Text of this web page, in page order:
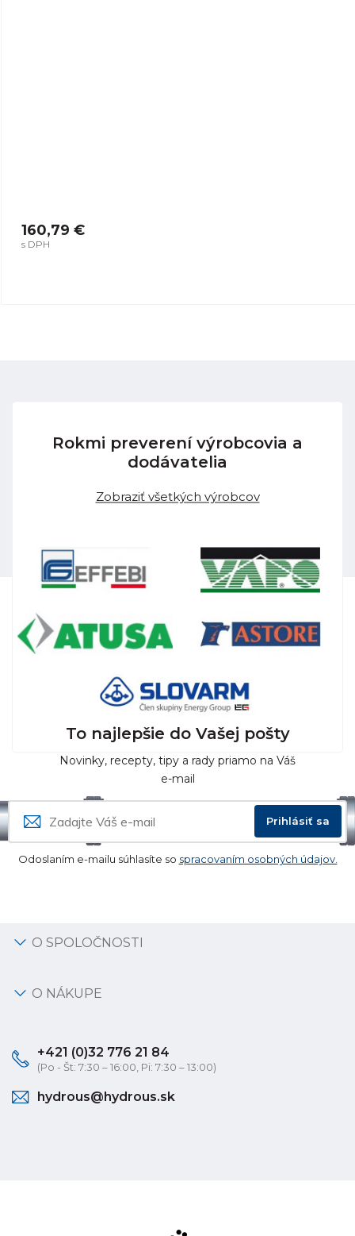
160,79 €
s DPH
Rokmi preverení výrobcovia a
dodávatelia
Zobraziť všetkých výrobcov
To najlepšie do Vašej pošty
Novinky, recepty, tipy a rady priamo na Váš
e-mail
Prihlásiť sa
Odoslaním e-mailu súhlasíte so spracovaním osobných údajov.
O SPOLOČNOSTI
O NÁKUPE
+421 (0)32 776 21 84
(Po - Št: 7:30 – 16:00, Pi: 7:30 – 13:00)
hydrous@hydrous.sk